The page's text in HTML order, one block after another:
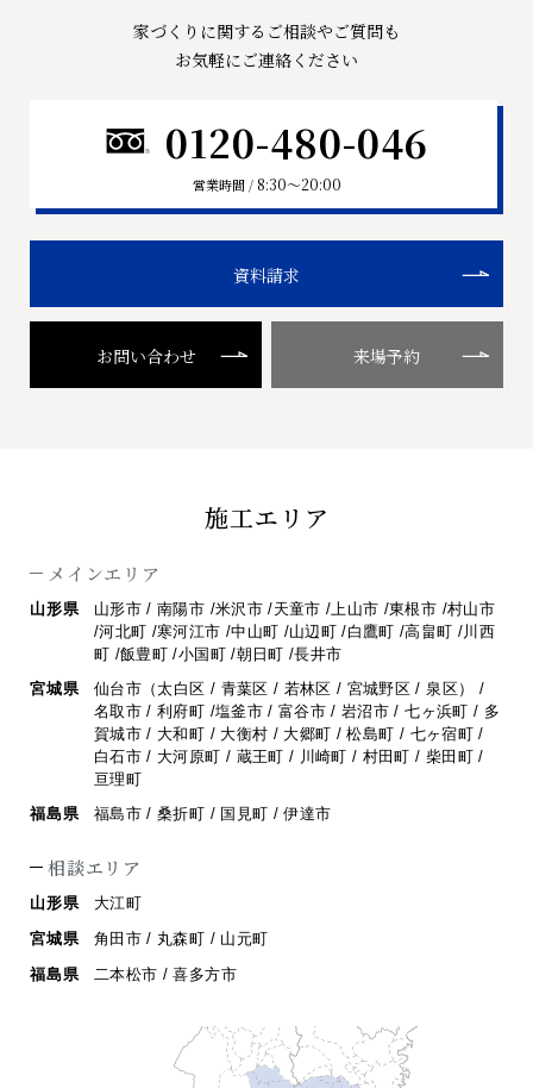
家づくりに関するご相談やご質問も
お気軽にご連絡ください
0120-480-046
営業時間 / 8:30〜20:00
資料請求
お問い合わせ 来場予約
施工エリア
メインエリア
山形県
山形市 / 南陽市 /米沢市 /天童市 /上山市 /東根市 /村山市
/河北町 /寒河江市 /中山町 /山辺町 /白鷹町 /高畠町 /川西
町 /飯豊町 /小国町 /朝日町 /長井市
宮城県
仙台市（太白区 / 青葉区 / 若林区 / 宮城野区 / 泉区） /
名取市 / 利府町 /塩釜市 / 富谷市 / 岩沼市 / 七ヶ浜町 / 多
賀城市 / 大和町 / 大衡村 / 大郷町 /松島町 / 七ヶ宿町 /
白石市 / 大河原町 / 蔵王町 / 川崎町 / 村田町 / 柴田町 /
亘理町
福島県
福島市 / 桑折町 / 国見町 / 伊達市
相談エリア
山形県
大江町
宮城県
角田市 / 丸森町 / 山元町
福島県
二本松市 / 喜多方市